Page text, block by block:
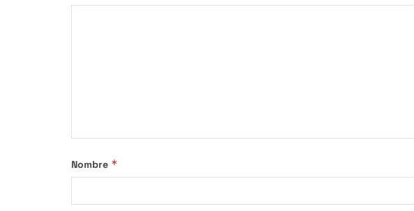
Nombre *